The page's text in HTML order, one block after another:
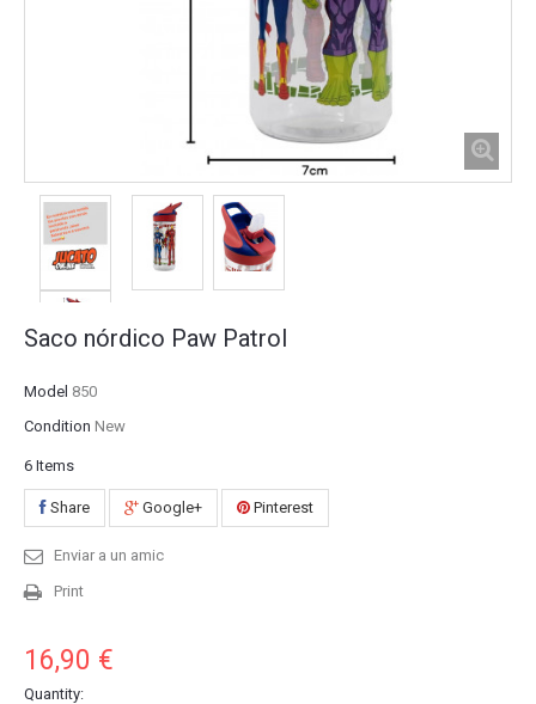
Saco nórdico Paw Patrol
Model 850
Condition New
6 Items
Share Google+ Pinterest
Enviar a un amic
Print
16,90 €
Quantity: